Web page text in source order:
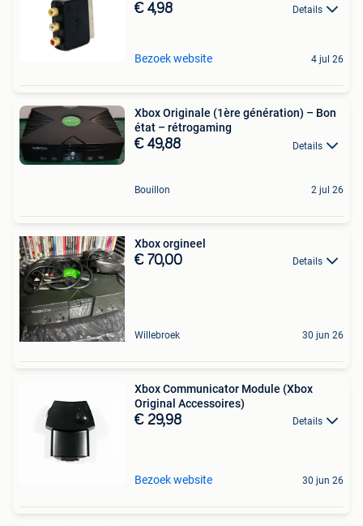
€ 4,98 Details
Bezoek website 4 jul 26
Xbox Originale (1ère génération) – Bon
état – rétrogaming
€ 49,88 Details
Bouillon 2 jul 26
Xbox orgineel
€ 70,00 Details
Willebroek 30 jun 26
Xbox Communicator Module (Xbox
Original Accessoires)
€ 29,98 Details
Bezoek website 30 jun 26